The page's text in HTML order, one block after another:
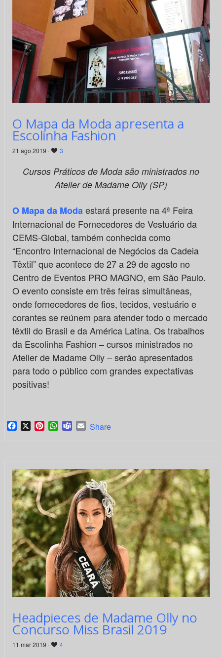
O Mapa da Moda apresenta a
Escolinha Fashion
21 ago 2019 · 3
Cursos Práticos de Moda são ministrados no
Atelier de Madame Olly (SP)
O Mapa da Modaestará presente na 4ª Feira
Internacional de Fornecedores de Vestuário da
CEMS-Global, também conhecida como
“Encontro Internacional de Negócios da Cadeia
Têxtil” que acontece de 27 a 29 de agosto no
Centro de Eventos PRO MAGNO, em São Paulo.
O evento consiste em três feiras simultâneas,
onde fornecedores de fios, tecidos, vestuário e
corantes se reúnem para atender todo o mercado
têxtil do Brasil e da América Latina. Os trabalhos
da Escolinha Fashion – cursos ministrados no
Atelier de Madame Olly – serão apresentados
para todo o público com grandes expectativas
positivas!
Facebook
X PinterestWhatsApp
TeamsEmail
Share
Headpieces de Madame Olly no
Concurso Miss Brasil 2019
11 mar 2019 · 4